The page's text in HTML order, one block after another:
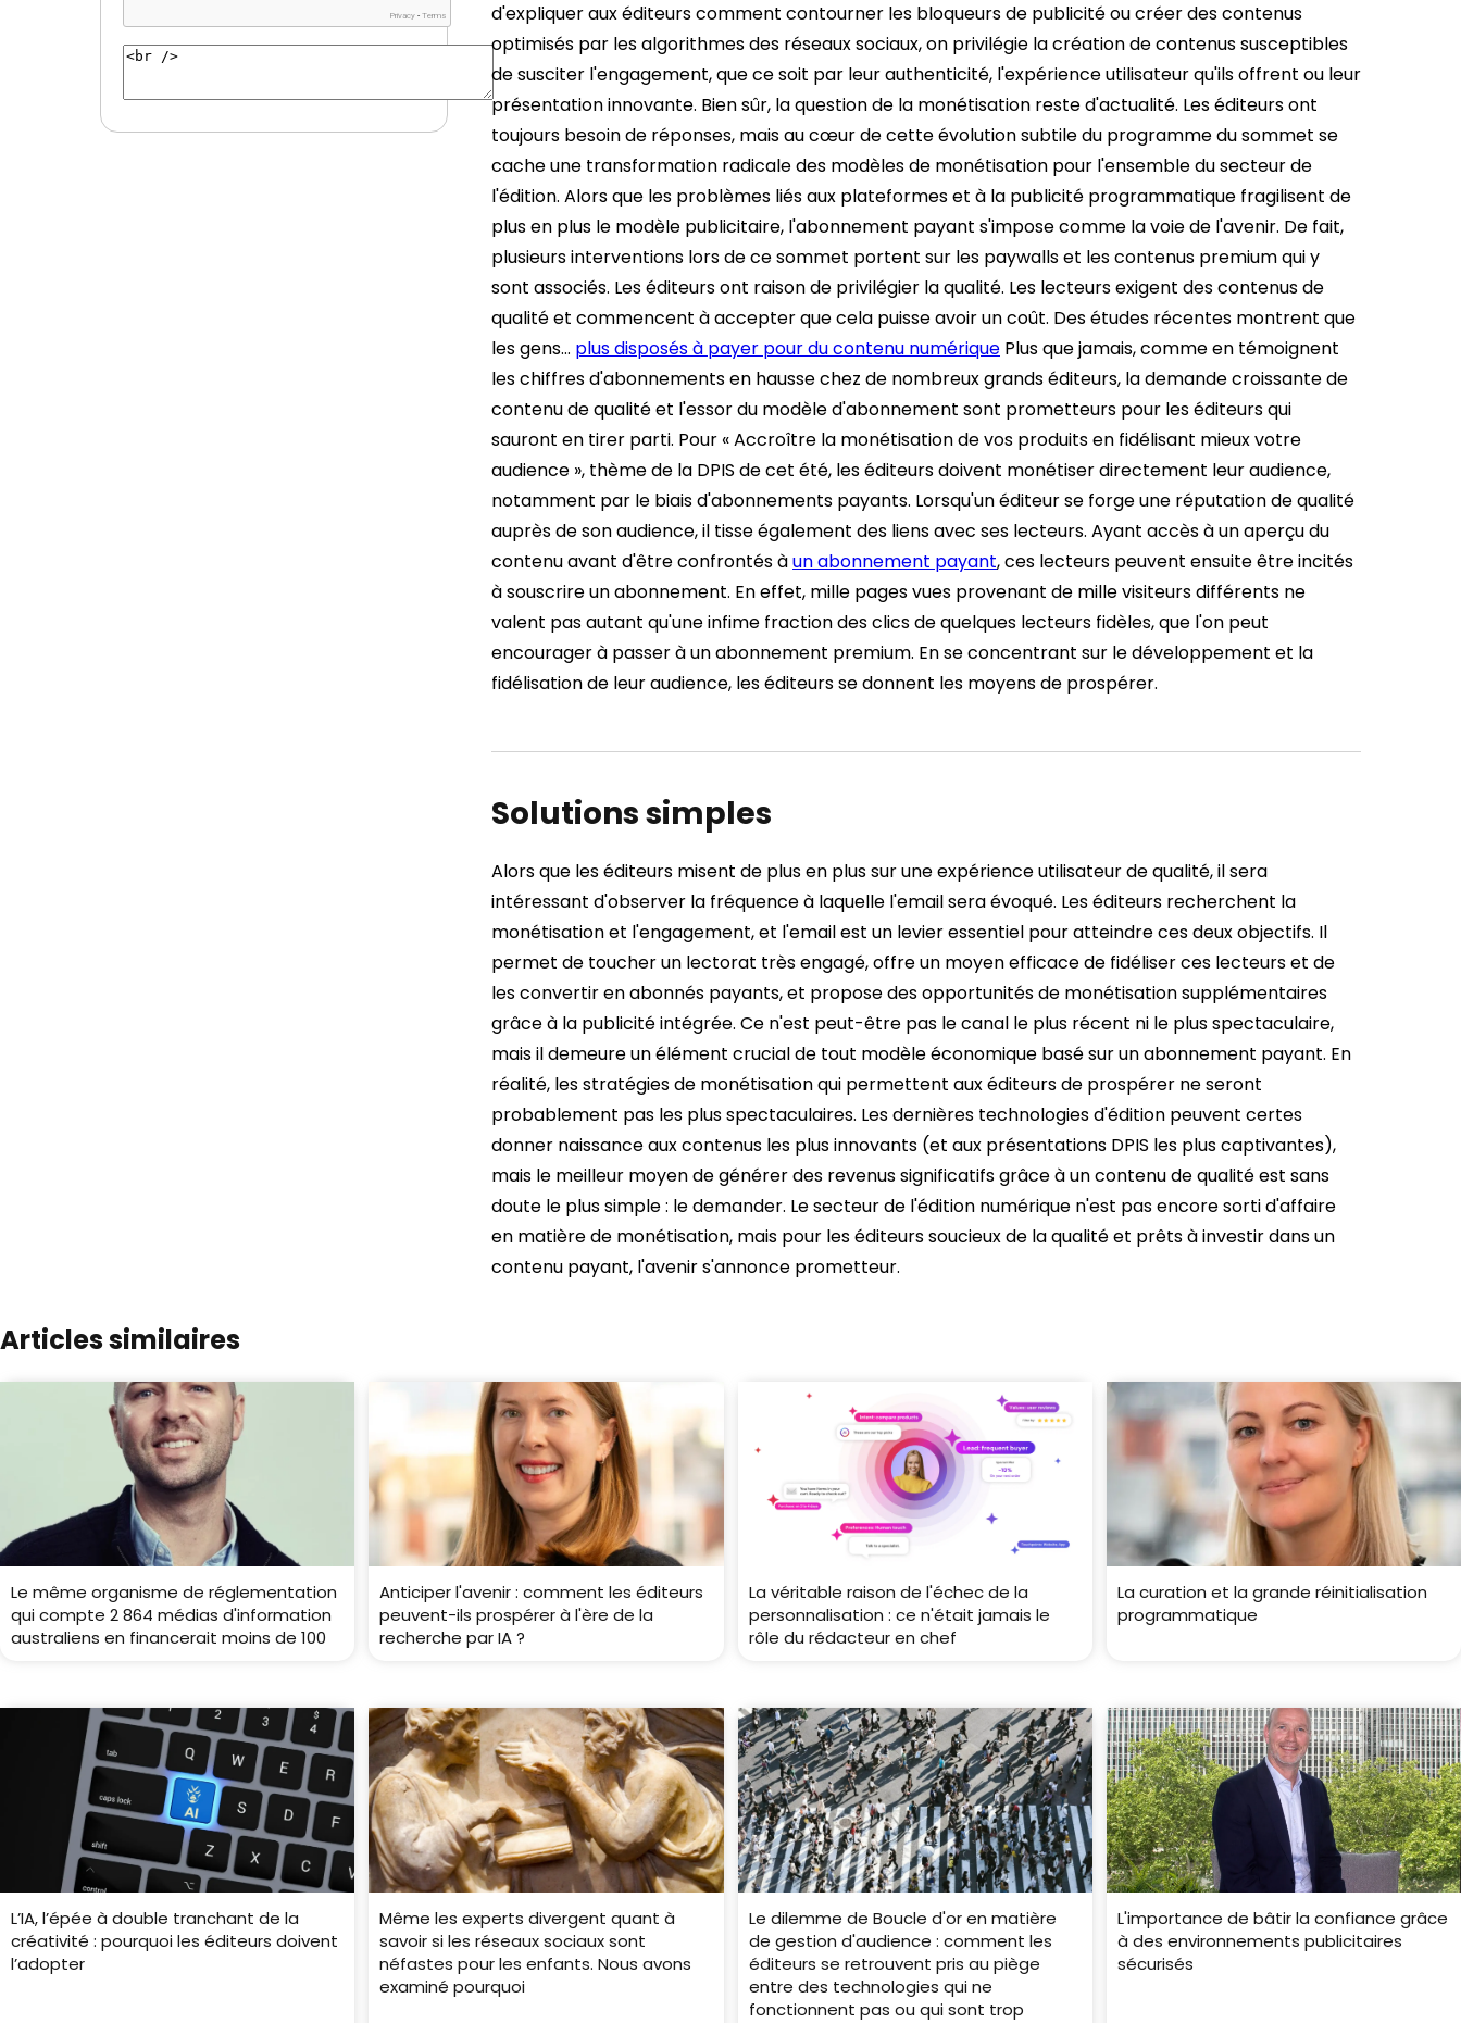
d'expliquer aux éditeurs comment contourner les bloqueurs de publicité ou créer des contenus
optimisés par les algorithmes des réseaux sociaux, on privilégie la création de contenus susceptibles
de susciter l'engagement, que ce soit par leur authenticité, l'expérience utilisateur qu'ils offrent ou leur
présentation innovante. Bien sûr, la question de la monétisation reste d'actualité. Les éditeurs ont
toujours besoin de réponses, mais au cœur de cette évolution subtile du programme du sommet se
cache une transformation radicale des modèles de monétisation pour l'ensemble du secteur de
l'édition. Alors que les problèmes liés aux plateformes et à la publicité programmatique fragilisent de
plus en plus le modèle publicitaire, l'abonnement payant s'impose comme la voie de l'avenir. De fait,
plusieurs interventions lors de ce sommet portent sur les paywalls et les contenus premium qui y
sont associés. Les éditeurs ont raison de privilégier la qualité. Les lecteurs exigent des contenus de
qualité et commencent à accepter que cela puisse avoir un coût. Des études récentes montrent que
les gens… plus disposés à payer pour du contenu numérique Plus que jamais, comme en témoignent
les chiffres d'abonnements en hausse chez de nombreux grands éditeurs, la demande croissante de
contenu de qualité et l'essor du modèle d'abonnement sont prometteurs pour les éditeurs qui
sauront en tirer parti. Pour « Accroître la monétisation de vos produits en fidélisant mieux votre
audience », thème de la DPIS de cet été, les éditeurs doivent monétiser directement leur audience,
notamment par le biais d'abonnements payants. Lorsqu'un éditeur se forge une réputation de qualité
auprès de son audience, il tisse également des liens avec ses lecteurs. Ayant accès à un aperçu du
contenu avant d'être confrontés àun abonnement payant, ces lecteurs peuvent ensuite être incités
à souscrire un abonnement. En effet, mille pages vues provenant de mille visiteurs différents ne
valent pas autant qu'une infime fraction des clics de quelques lecteurs fidèles, que l'on peut
encourager à passer à un abonnement premium. En se concentrant sur le développement et la
fidélisation de leur audience, les éditeurs se donnent les moyens de prospérer.
Solutions simples
Alors que les éditeurs misent de plus en plus sur une expérience utilisateur de qualité, il sera
intéressant d'observer la fréquence à laquelle l'email sera évoqué. Les éditeurs recherchent la
monétisation et l'engagement, et l'email est un levier essentiel pour atteindre ces deux objectifs. Il
permet de toucher un lectorat très engagé, offre un moyen efficace de fidéliser ces lecteurs et de
les convertir en abonnés payants, et propose des opportunités de monétisation supplémentaires
grâce à la publicité intégrée. Ce n'est peut-être pas le canal le plus récent ni le plus spectaculaire,
mais il demeure un élément crucial de tout modèle économique basé sur un abonnement payant. En
réalité, les stratégies de monétisation qui permettent aux éditeurs de prospérer ne seront
probablement pas les plus spectaculaires. Les dernières technologies d'édition peuvent certes
donner naissance aux contenus les plus innovants (et aux présentations DPIS les plus captivantes),
mais le meilleur moyen de générer des revenus significatifs grâce à un contenu de qualité est sans
doute le plus simple : le demander. Le secteur de l'édition numérique n'est pas encore sorti d'affaire
en matière de monétisation, mais pour les éditeurs soucieux de la qualité et prêts à investir dans un
contenu payant, l'avenir s'annonce prometteur.
Articles similaires
Le même organisme de réglementation
qui compte 2 864 médias d'information
australiens en financerait moins de 100
Anticiper l'avenir : comment les éditeurs
peuvent-ils prospérer à l'ère de la
recherche par IA ?
La véritable raison de l'échec de la
personnalisation : ce n'était jamais le
rôle du rédacteur en chef
La curation et la grande réinitialisation
programmatique
L’IA, l’épée à double tranchant de la
créativité : pourquoi les éditeurs doivent
l’adopter
Même les experts divergent quant à
savoir si les réseaux sociaux sont
néfastes pour les enfants. Nous avons
examiné pourquoi
Le dilemme de Boucle d'or en matière
de gestion d'audience : comment les
éditeurs se retrouvent pris au piège
entre des technologies qui ne
fonctionnent pas ou qui sont trop
L'importance de bâtir la confiance grâce
à des environnements publicitaires
sécurisés